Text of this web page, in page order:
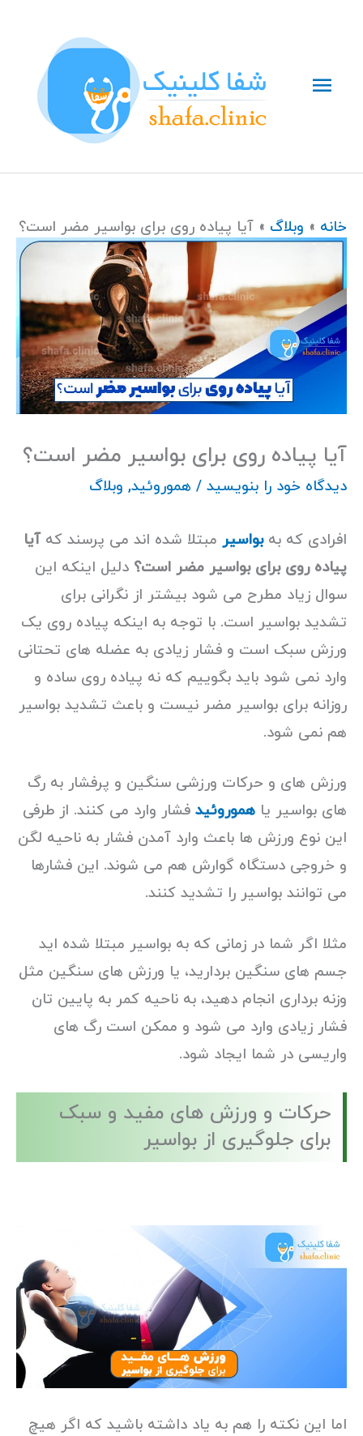
اصلی
خانه وبلاگ آیا پیاده روی برای بواسیر مضر است؟
آیا پیاده روی برای بواسیر مضر است؟
دیدگاه‌ خود را بنویسید / هموروئید, وبلاگ
افرادی که بهبواسیر مبتلا شده اند می پرسند کهآیا
پیاده روی برای بواسیر مضر است؟ دلیل اینکه این
سوال زیاد مطرح می شود بیشتر از نگرانی برای
تشدید بواسیر است. با توجه به اینکه پیاده روی یک
ورزش سبک است و فشار زیادی به عضله های تحتانی
وارد نمی شود باید بگوییم که نه پیاده روی ساده و
روزانه برای بواسیر مضر نیست و باعث تشدید بواسیر
هم نمی شود.
ورزش های و حرکات ورزشی سنگین و پرفشار به رگ
های بواسیر یا هموروئید فشار وارد می کنند. از طرفی
این نوع ورزش ها باعث وارد آمدن فشار به ناحیه لگن
و خروجی دستگاه گوارش هم می شوند. این فشارها
می توانند بواسیر را تشدید کنند.
مثلا اگر شما در زمانی که به بواسیر مبتلا شده اید
جسم های سنگین بردارید، یا ورزش های سنگین مثل
وزنه برداری انجام دهید، به ناحیه کمر به پایین تان
فشار زیادی وارد می شود و ممکن است رگ های
واریسی در شما ایجاد شود.
حرکات و ورزش های مفید و سبک
برای جلوگیری از بواسیر
اما این نکته را هم به یاد داشته باشید که اگر هیچ